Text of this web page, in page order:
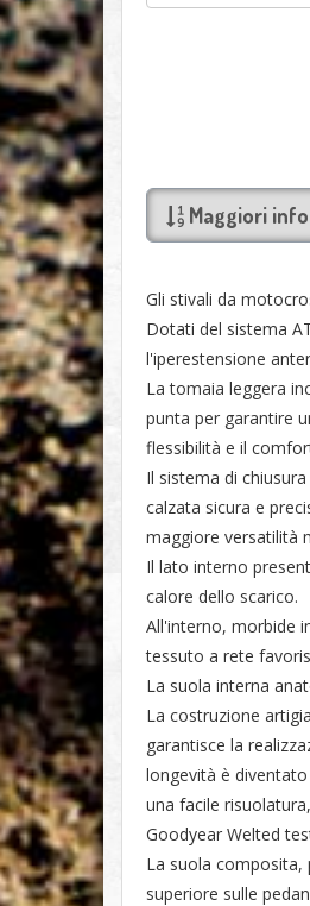
Maggiori
Gli stivali da
Dotati del sistema
l'iperestensione
La tomaia leggera
punta per garantire
flessibilità e il
Il sistema di
calzata sicura e
maggiore versatilità
Il lato interno
calore dello scarico.
All'interno, morbide
tessuto a rete
La suola interna
La costruzione
garantisce la
longevità è
una facile
Goodyear Welted
La suola
superiore sulle